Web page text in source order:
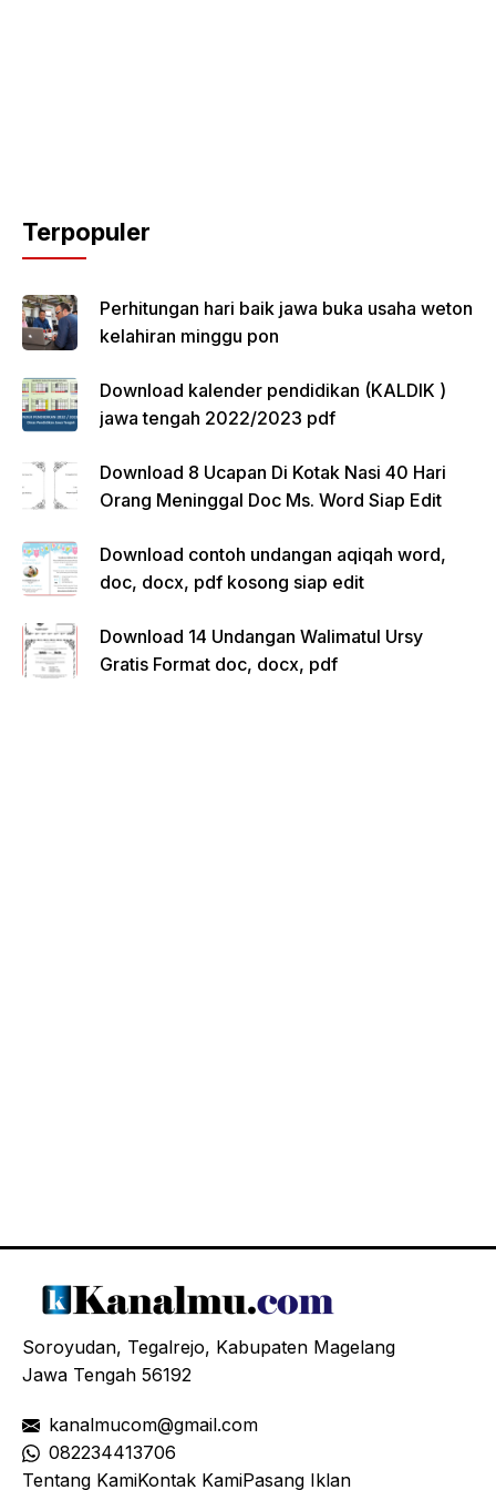
Terpopuler
Perhitungan hari baik jawa buka usaha weton
kelahiran minggu pon
Download kalender pendidikan (KALDIK )
jawa tengah 2022/2023 pdf
Download 8 Ucapan Di Kotak Nasi 40 Hari
Orang Meninggal Doc Ms. Word Siap Edit
Download contoh undangan aqiqah word,
doc, docx, pdf kosong siap edit
Download 14 Undangan Walimatul Ursy
Gratis Format doc, docx, pdf
Soroyudan, Tegalrejo, Kabupaten Magelang
Jawa Tengah 56192
kanalmucom@gmail.com
082234413706
Tentang KamiKontak KamiPasang Iklan